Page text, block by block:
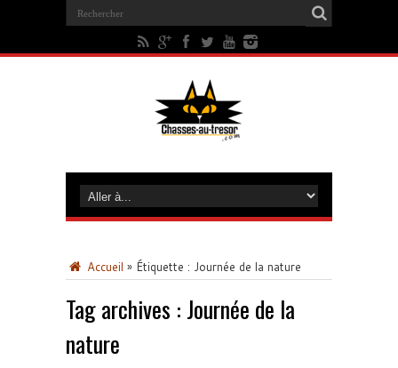
Accueil » Étiquette : Journée de la nature
Tag archives : Journée de la
nature